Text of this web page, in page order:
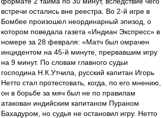
встречи остались вне реестра. Во 2-й игре в
Бомбее произошел неординарный эпизод, о
котором поведала газета «Индиан Экспресс» в
номере за 28 февраля: «Матч был омрачен
инцидентом на 45-й минуте, прервавшим игру
на 9 минут. По словам главного судьи
господина Н.К.Утчила, русский капитан Игорь
Нетто стал протестовать, когда, по его мнению,
он в борьбе за мяч был не по правилам
атакован индийским капитаном Пураном
Бахадуром, но судья не остановил игру. Нетто